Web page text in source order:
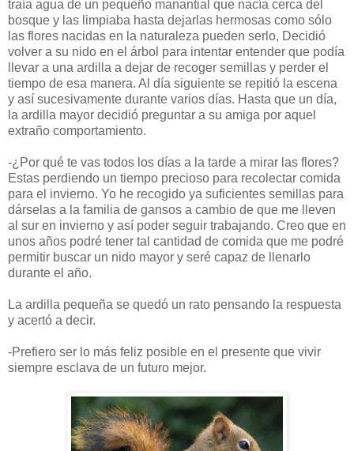
traía agua de un pequeño manantial que nacía cerca del
bosque y las limpiaba hasta dejarlas hermosas como sólo
las flores nacidas en la naturaleza pueden serlo, Decidió
volver a su nido en el árbol para intentar entender que podía
llevar a una ardilla a dejar de recoger semillas y perder el
tiempo de esa manera. Al día siguiente se repitió la escena
y así sucesivamente durante varios días. Hasta que un día,
la ardilla mayor decidió preguntar a su amiga por aquel
extraño comportamiento.
-¿Por qué te vas todos los días a la tarde a mirar las flores?
Estas perdiendo un tiempo precioso para recolectar comida
para el invierno. Yo he recogido ya suficientes semillas para
dárselas a la familia de gansos a cambio de que me lleven
al sur en invierno y así poder seguir trabajando. Creo que en
unos años podré tener tal cantidad de comida que me podré
permitir buscar un nido mayor y seré capaz de llenarlo
durante el año.
La ardilla pequeña se quedó un rato pensando la respuesta
y acertó a decir.
-Prefiero ser lo más feliz posible en el presente que vivir
siempre esclava de un futuro mejor.